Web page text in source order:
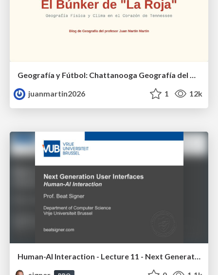
juanmartin2026
1 12k
Human-AI Interaction - Lecture 11 - Next Generation User Interfaces (4018166FNR)